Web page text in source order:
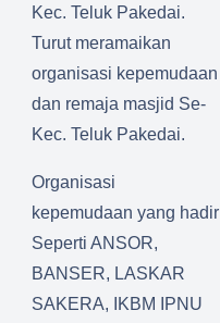
Kec. Teluk Pakedai.
Turut meramaikan
organisasi kepemudaan
dan remaja masjid Se-
Kec. Teluk Pakedai.
Organisasi
kepemudaan yang hadir
Seperti ANSOR,
BANSER, LASKAR
SAKERA, IKBM IPNU